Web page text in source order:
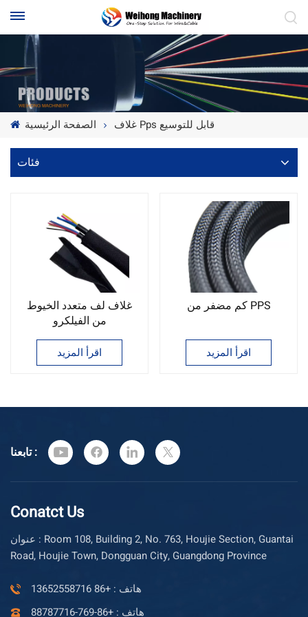
الصفحة الرئيسية غلاف Pps قابل للتوسيع
فئات
غلاف لف متعدد الخيوط
من الفيلكرو
اقرأ المزيد
كم مضفر من PPS
اقرأ المزيد
تابعنا :
Conatct Us
عنوان : Room 108, Building 2, No. 763, Houjie Section, Guantai
Road, Houjie Town, Dongguan City, Guangdong Province
هاتف : +86 13652558716
هاتف : +86-769-88787716